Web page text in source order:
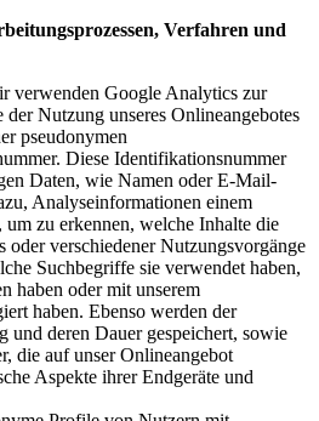
Verfahren und
verwenden Google Analytics zur
Nutzung unseres Onlineangebotes
pseudonymen
Diese Identifikationsnummer
Daten, wie Namen oder E-Mail-
Analyseinformationen einem
um zu erkennen, welche Inhalte die
oder verschiedener Nutzungsvorgänge
Suchbegriffe sie verwendet haben,
haben oder mit unserem
haben. Ebenso werden der
und deren Dauer gespeichert, sowie
die auf unser Onlineangebot
Aspekte ihrer Endgeräte und